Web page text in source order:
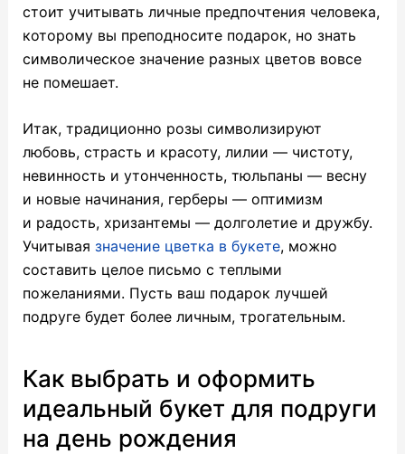
стоит учитывать личные предпочтения человека,
которому вы преподносите подарок, но знать
символическое значение разных цветов вовсе
не помешает.
Итак, традиционно розы символизируют
любовь, страсть и красоту, лилии — чистоту,
невинность и утонченность, тюльпаны — весну
и новые начинания, герберы — оптимизм
и радость, хризантемы — долголетие и дружбу.
Учитывая значение цветка в букете, можно
составить целое письмо с теплыми
пожеланиями. Пусть ваш подарок лучшей
подруге будет более личным, трогательным.
Как выбрать и оформить
идеальный букет для подруги
на день рождения